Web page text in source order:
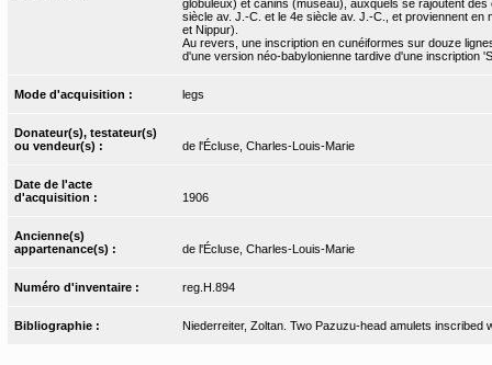
globuleux) et canins (museau), auxquels se rajoutent
siècle av. J.-C. et le 4e siècle av. J.-C., et proviennent
et Nippur).
Au revers, une inscription en cunéiformes sur douze
d'une version néo-babylonienne tardive d'une inscription
Mode d'acquisition : legs
Donateur(s), testateur(s)
ou vendeur(s) :
de l'Écluse, Charles-Louis-Marie
Date de l'acte
d'acquisition :
1906
Ancienne(s)
appartenance(s) :
de l'Écluse, Charles-Louis-Marie
Numéro d'inventaire : reg.H.894
Bibliographie : Niederreiter, Zoltan. Two Pazuzu-head amulets inscribed